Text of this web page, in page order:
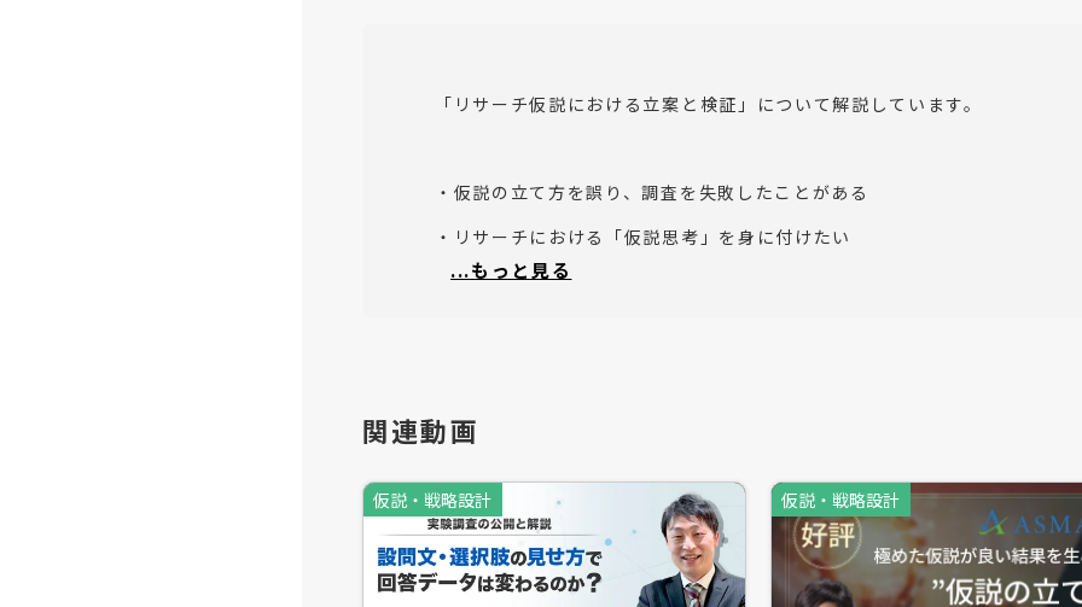
「リサーチ仮説における立案と検証」について解説しています。
・仮説の立て方を誤り、調査を失敗したことがある
・リサーチにおける「仮説思考」を身に付けたい
・仮説の「検証」に関する調査を検討している
全てのプロダクトやサービスの開発には、開発者の「仮説」が必ず存在しま
...もっと見る
関連動画
仮説・戦略設計 仮説・戦略設計